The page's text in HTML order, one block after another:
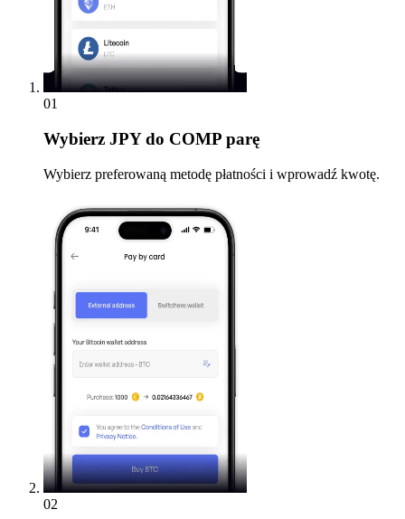
01
Wybierz JPY do COMP parę
Wybierz preferowaną metodę płatności i wprowadź kwotę.
02